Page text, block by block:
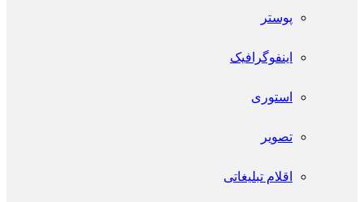
پوستر
اینفو‌گرافیک
استوری
تصویر
اقلام تبلیغاتی